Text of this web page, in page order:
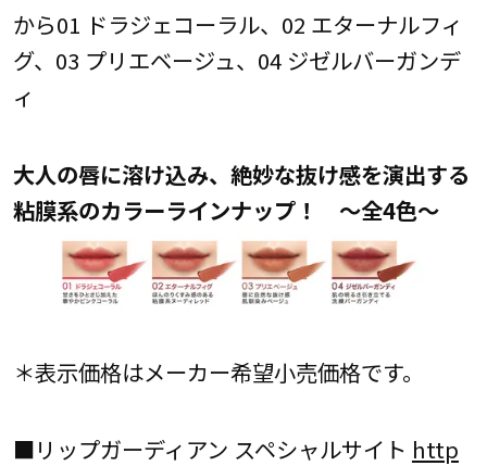
から01 ドラジェコーラル、02 エターナルフィ
グ、03 プリエベージュ、04 ジゼルバーガンデ
ィ
大人の唇に溶け込み、絶妙な抜け感を演出する
粘膜系のカラーラインナップ！ ～全4色～
＊表示価格はメーカー希望小売価格です。
■リップガーディアン スペシャルサイト http